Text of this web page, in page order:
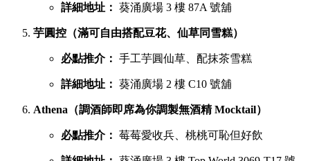
詳細地址： 葵涌廣場 3 樓 87A 號舖
芋圓控（滿可自由搭配豆花、仙草同雪糕）
必點推介： 手工芋圓仙草、配抹茶雪糕
詳細地址： 葵涌廣場 2 樓 C10 號舖
Athena（調酒師即席為你調製無酒精 Mocktail）
必點推介： 莓莓愛收兵、桃桃可恥但好飲